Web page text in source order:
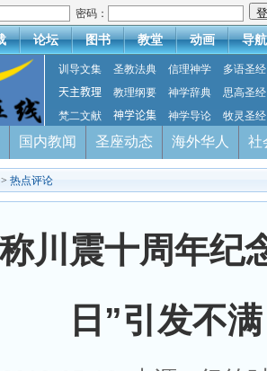
密码：
论坛 图书 教堂 动画 导航
训导文集 圣教法典 信理神学
多语圣经
天主教理
教理纲要 神学辞典
思高圣经
梵二文献
神学论集 神学导论 牧灵圣经
国内教闻 圣座动态 海外华人 社
> 热点评论
川震十周年纪
日”引发不满